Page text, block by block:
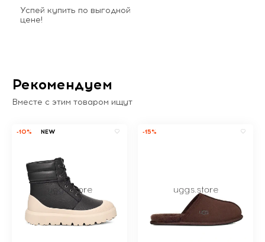
Успей купить по выгодной
цене!
Рекомендуем
Вместе с этим товаром ищут
-10% NEW -15%